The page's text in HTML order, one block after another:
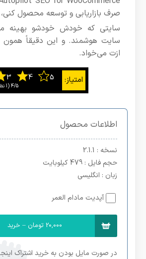
صرف بازاریابی و توسعه محصول
سایتی که خودش خودشو بهینه
سایت هوشمند. و این دقیقاً همون
ازت می‌خواد.
4/5 ‫(1 نظر)
اطلاعات محصول
نسخه : 2.1.1
حجم فایل : 479 کیلوبایت
زبان : انگلیسی
آپدیت مادام العمر
20,000 تومان – خرید
در صورت مایل بودن به خرید اشتراک